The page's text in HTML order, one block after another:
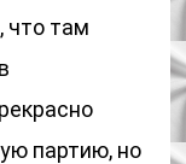
что там
партию, но